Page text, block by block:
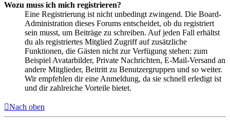
Wozu muss ich mich registrieren?
Eine Registrierung ist nicht unbedingt zwingend. Die Board-
Administration dieses Forums entscheidet, ob du registriert
sein musst, um Beiträge zu schreiben. Auf jeden Fall erhältst
du als registriertes Mitglied Zugriff auf zusätzliche
Funktionen, die Gästen nicht zur Verfügung stehen: zum
Beispiel Avatarbilder, Private Nachrichten, E-Mail-Versand an
andere Mitglieder, Beitritt zu Benutzergruppen und so weiter.
Wir empfehlen dir eine Anmeldung, da sie schnell erledigt ist
und dir zahlreiche Vorteile bietet.
Nach oben